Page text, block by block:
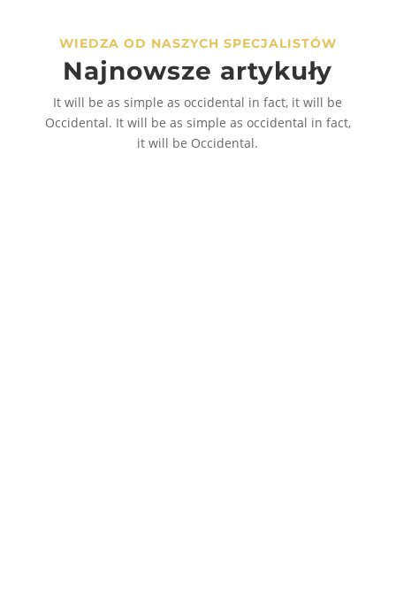
stronie
produktu
produktu
WIEDZA OD NASZYCH SPECJALISTÓW
Najnowsze artykuły
It will be as simple as occidental in fact, it will be
Occidental. It will be as simple as occidental in fact,
it will be Occidental.